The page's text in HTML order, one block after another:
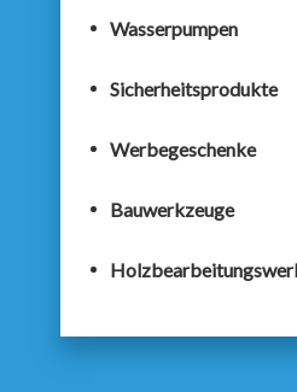
Wasserpumpen
Sicherheitsprodukte
Werbegeschenke
Bauwerkzeuge